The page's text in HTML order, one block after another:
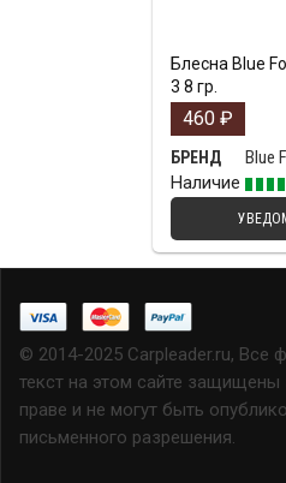
Блесна Blue
3 8 гр.
460 ₽
БРЕНД
Blue
Наличие
© 2014-2025 Carpleader.ru, Все
текст на этом сайте
праве и не могут быть
письменного разрешения.